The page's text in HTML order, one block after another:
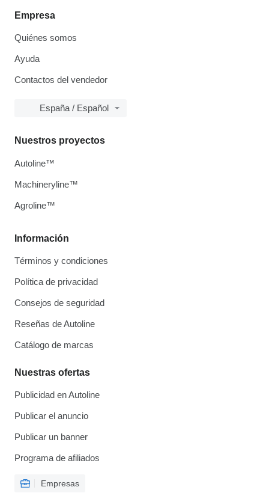
Empresa
Quiénes somos
Ayuda
Contactos del vendedor
España / Español
Información
Términos y condiciones
Política de privacidad
Consejos de seguridad
Reseñas de Autoline
Catálogo de marcas
Nuestras ofertas
Publicidad en Autoline
Publicar el anuncio
Publicar un banner
Programa de afiliados
Empresas
Nuestros proyectos
Autoline™
Machineryline™
Agroline™